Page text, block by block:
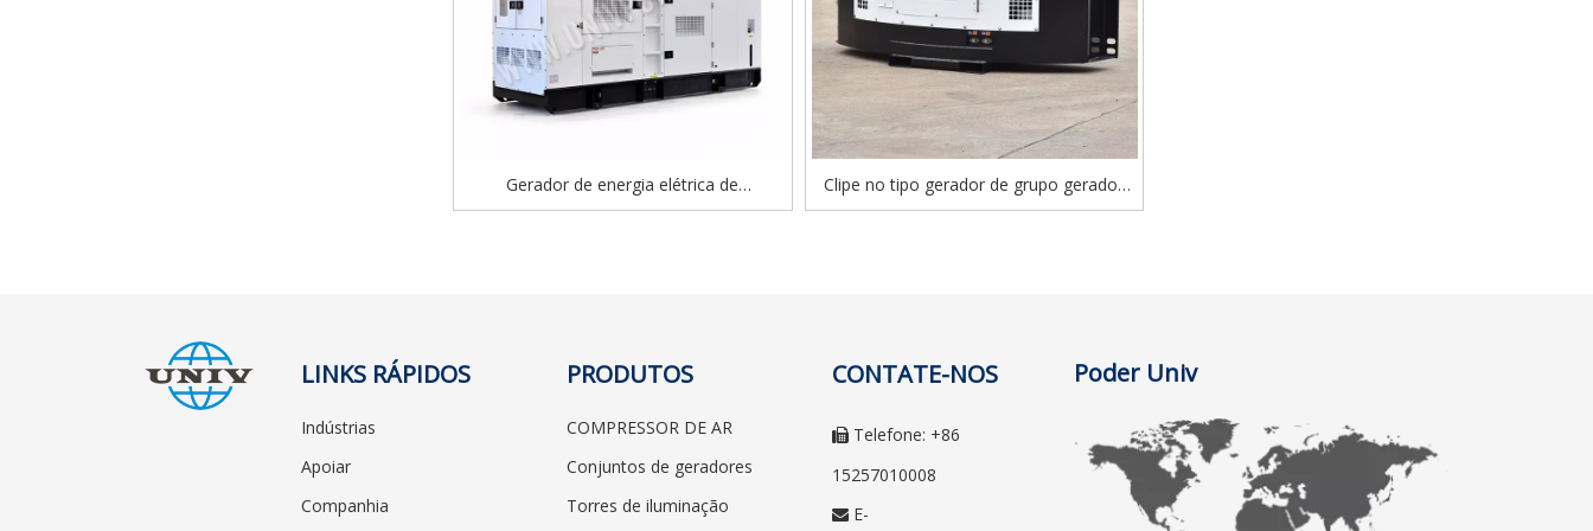
Gerador de energia elétrica de
funcionamento automático de Volvo
Clipe no tipo gerador de grupo gerador
diesel para contêiner frigorífico
LINKS RÁPIDOS
Indústrias
Apoiar
Companhia
PRODUTOS
COMPRESSOR DE AR
Conjuntos de geradores
Torres de iluminação
CONTATE-NOS
 Telefone: +86
15257010008
 E-
Poder Univ